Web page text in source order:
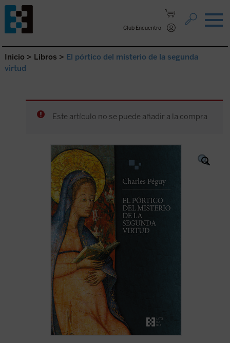
Club Encuentro
Saltar al contenido.
Inicio > Libros > El pórtico del misterio de la segunda
virtud
Este artículo no se puede añadir a la compra